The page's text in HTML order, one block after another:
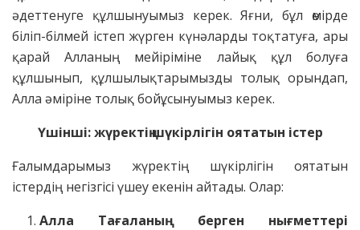
әдеттенуге құлшынуымыз керек. Яғни, бұл өмірде
біліп-білмей істеп жүрген күнәларды тоқтатуға, ары
қарай Алланың мейіріміне лайық құл болуға
құлшынып, құлшылықтарымызды толық орындап,
Алла әміріне толық бойұсынуымыз керек.
Үшінші: жүректің шүкірлігін оятатын істер
Ғалымдарымыз жүректің шүкірлігін оятатын
істердің негізгісі үшеу екенін айтады. Олар:
Алла Тағаланың берген нығметтері